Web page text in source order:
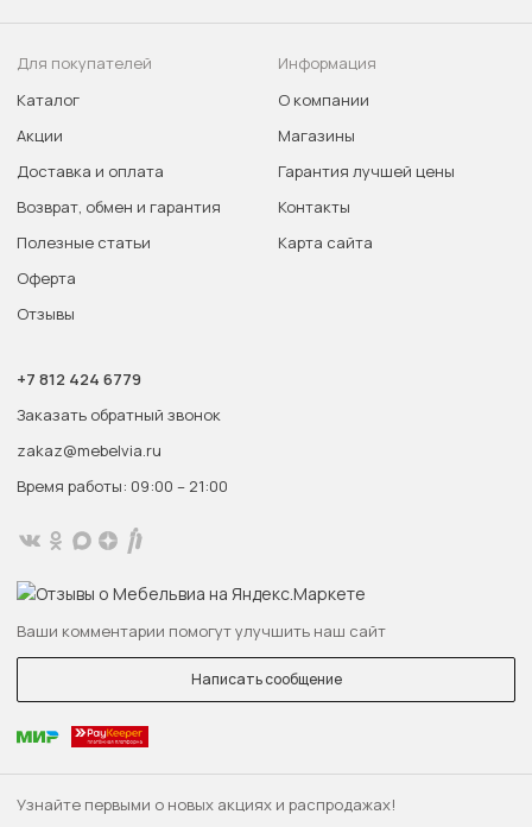
Узнайте первыми о новых акциях и распродажах!
Для покупателей
Каталог
Акции
Доставка и оплата
Возврат, обмен и гарантия
Полезные статьи
Оферта
Отзывы
Информация
О компании
Магазины
Гарантия лучшей цены
Контакты
Карта сайта
+7 812 424 6779
Заказать обратный звонок
zakaz@mebelvia.ru
Время работы: 09:00 – 21:00
Ваши комментарии помогут улучшить наш сайт
Написать сообщение